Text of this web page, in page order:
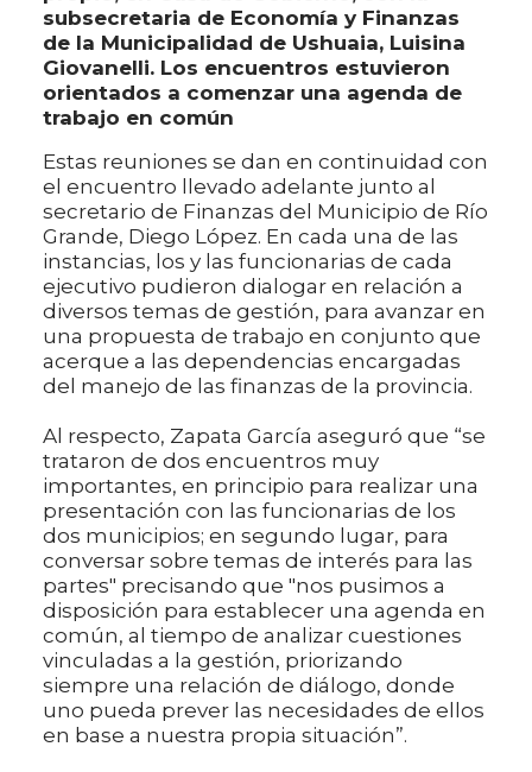
subsecretaria de Economía y Finanzas
de la Municipalidad de Ushuaia, Luisina
Giovanelli. Los encuentros estuvieron
orientados a comenzar una agenda de
trabajo en común
Estas reuniones se dan en continuidad con
el encuentro llevado adelante junto al
secretario de Finanzas del Municipio de Río
Grande, Diego López. En cada una de las
instancias, los y las funcionarias de cada
ejecutivo pudieron dialogar en relación a
diversos temas de gestión, para avanzar en
una propuesta de trabajo en conjunto que
acerque a las dependencias encargadas
del manejo de las finanzas de la provincia.
Al respecto, Zapata García aseguró que “se
trataron de dos encuentros muy
importantes, en principio para realizar una
presentación con las funcionarias de los
dos municipios; en segundo lugar, para
conversar sobre temas de interés para las
partes" precisando que "nos pusimos a
disposición para establecer una agenda en
común, al tiempo de analizar cuestiones
vinculadas a la gestión, priorizando
siempre una relación de diálogo, donde
uno pueda prever las necesidades de ellos
en base a nuestra propia situación”.